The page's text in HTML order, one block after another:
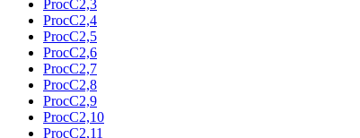
ProcC2,3
ProcC2,4
ProcC2,5
ProcC2,6
ProcC2,7
ProcC2,8
ProcC2,9
ProcC2,10
ProcC2,11